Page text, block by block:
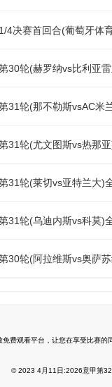
4决赛首回合(葡萄牙体
30轮(赫罗纳vs比利亚
31轮(那不勒斯vsAC米
31轮(尤文图斯vs热那
31轮(莱切vs亚特兰大)
31轮(乌迪内斯vs科莫)
30轮(阿拉维斯vs奥萨
费观看平台，让您在享受比赛
© 2023 4月11日:2026意甲第32